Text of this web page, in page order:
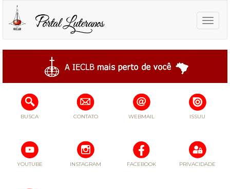
Toggle
BUSCA CONTATO WEBMAIL ISSUU
YOUTUBE INSTAGRAM FACEBOOK PRIVACIDADE